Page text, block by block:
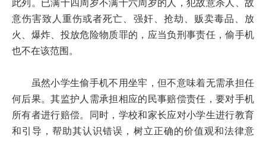
此列。已满十四周岁不满十六周岁的人，犯故意杀人、故
意伤害致人重伤或者死亡、强奸、抢劫、贩卖毒品、放
火、爆炸、投放危险物质罪的，应当负刑事责任，偷手机
也不在该范围。
虽然小学生偷手机不用坐牢，但不意味着无需承担任
何后果。其监护人需承担相应的民事赔偿责任，要对手机
所有者进行赔偿。同时，学校和家长应对小学生进行教育
和引导，帮助其认识错误，树立正确的价值观和法律意